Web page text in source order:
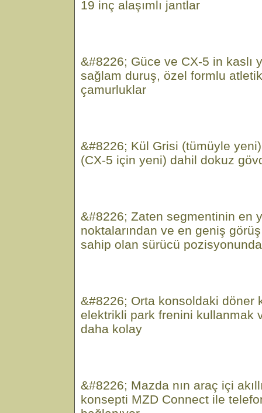
19 inç alaşımlı jantlar
&#8226; Güce ve CX-5 in kaslı
sağlam duruş, özel formlu
çamurluklar
&#8226; Kül Grisi (tümüyle
(CX-5 için yeni) dahil dokuz
&#8226; Zaten segmentinin en
noktalarından ve en geniş
sahip olan sürücü
&#8226; Orta konsoldaki döner
elektrikli park frenini kullanmak
daha kolay
&#8226; Mazda nın araç içi
konsepti MZD Connect ile